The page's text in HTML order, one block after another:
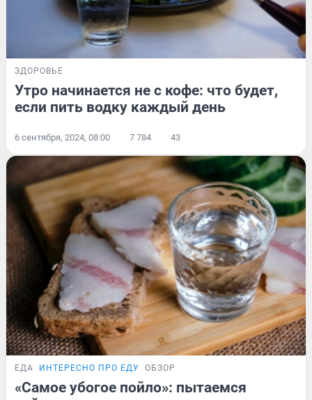
ЗДОРОВЬЕ
Утро начинается не с кофе: что будет,
если пить водку каждый день
6 сентября, 2024, 08:00 7 784 43
ЕДА ИНТЕРЕСНО ПРО ЕДУ ОБЗОР
«Самое убогое пойло»: пытаемся